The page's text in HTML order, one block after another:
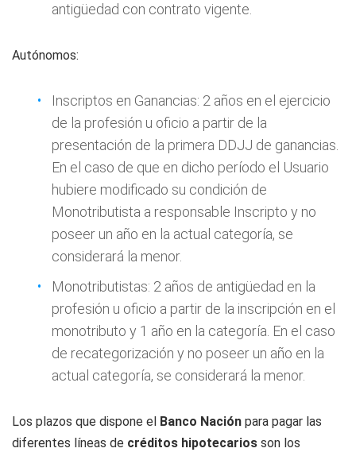
antigüedad con contrato vigente.
Autónomos:
Inscriptos en Ganancias: 2 años en el ejercicio
de la profesión u oficio a partir de la
presentación de la primera DDJJ de ganancias.
En el caso de que en dicho período el Usuario
hubiere modificado su condición de
Monotributista a responsable Inscripto y no
poseer un año en la actual categoría, se
considerará la menor.
Monotributistas: 2 años de antigüedad en la
profesión u oficio a partir de la inscripción en el
monotributo y 1 año en la categoría. En el caso
de recategorización y no poseer un año en la
actual categoría, se considerará la menor.
Los plazos que dispone el Banco Nación para pagar las
diferentes líneas de créditos hipotecarios son los